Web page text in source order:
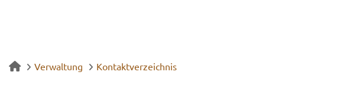
Verwaltung Kontaktverzeichnis